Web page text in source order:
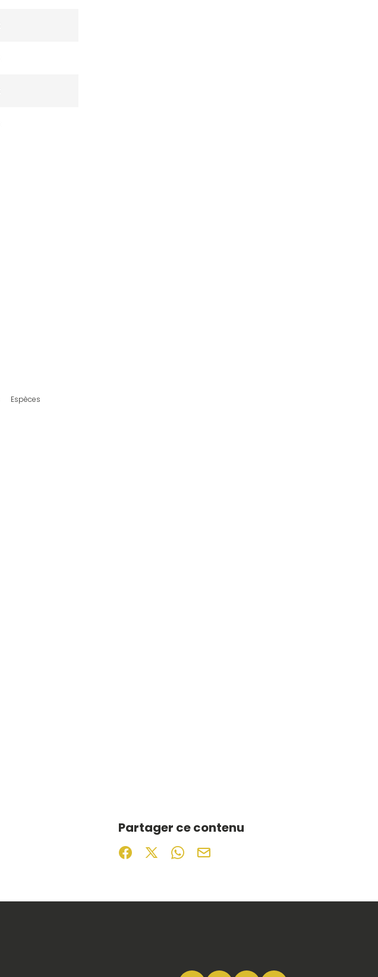
Espèces
Partager ce contenu
Partager sur Facebook (nouvelle fenêtre)
Partager sur X / Twitter (nouvelle fenêtre)
Partager sur WhatsApp
Partager par mail